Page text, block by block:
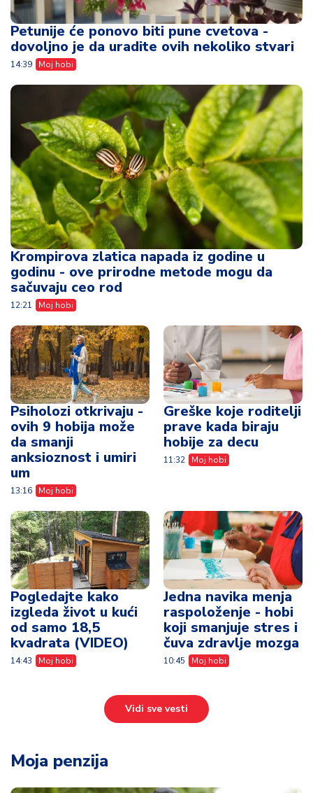
Petunije će ponovo biti pune cvetova -
dovoljno je da uradite ovih nekoliko stvari
14:39 Moj hobi
Krompirova zlatica napada iz godine u
godinu - ove prirodne metode mogu da
sačuvaju ceo rod
12:21 Moj hobi
Psiholozi otkrivaju -
ovih 9 hobija može
da smanji
anksioznost i umiri
um
13:16 Moj hobi
Greške koje roditelji
prave kada biraju
hobije za decu
11:32 Moj hobi
Pogledajte kako
izgleda život u kući
od samo 18,5
kvadrata (VIDEO)
14:43 Moj hobi
Jedna navika menja
raspoloženje - hobi
koji smanjuje stres i
čuva zdravlje mozga
10:45 Moj hobi
Vidi sve vesti
Moja penzija